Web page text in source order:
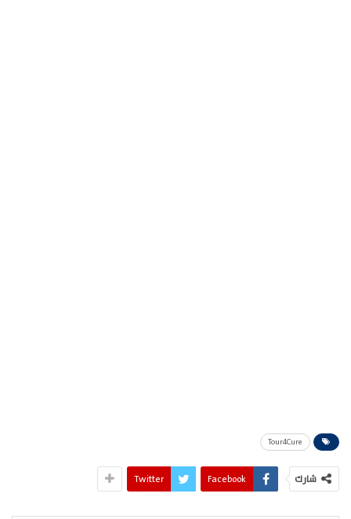
Tour4Cure
شارك Facebook
Twitter